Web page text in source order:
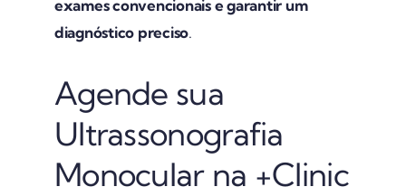
exames convencionais e garantir um
diagnóstico preciso.
Agende sua
Ultrassonografia
Monocular na +Clinic